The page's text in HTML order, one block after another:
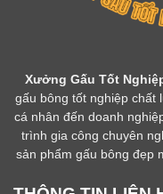
Xưởng Gấu Tốt
gấu bông tốt nghiệp chất
cá nhân đến doanh
trình gia công chuyên
sản phẩm gấu bông đẹp